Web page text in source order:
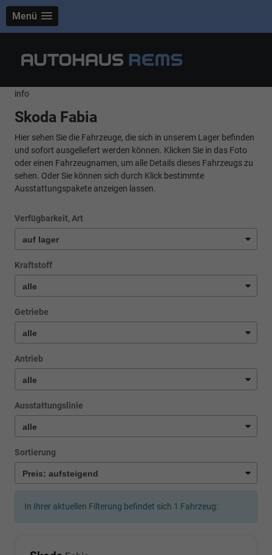
Menü
info
Skoda Fabia
Hier sehen Sie die Fahrzeuge, die sich in unserem Lager befinden
und sofort ausgeliefert werden können. Klicken Sie in das Foto
oder einen Fahrzeugnamen, um alle Details dieses Fahrzeugs zu
sehen. Oder Sie können sich durch Klick bestimmte
Ausstattungspakete anzeigen lassen.
Verfügbarkeit, Art
Kraftstoff
Getriebe
Antrieb
Ausstattungslinie
Sortierung
In Ihrer aktuellen Filterung befindet sich 1 Fahrzeug: